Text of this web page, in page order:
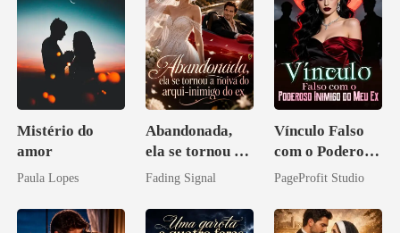
Mistério do
amor
Paula Lopes
Abandonada,
ela se tornou a
noiva do arqui-
Fading Signal
Vínculo Falso
com o Poderoso
Inimigo do Meu
PageProfit Studio